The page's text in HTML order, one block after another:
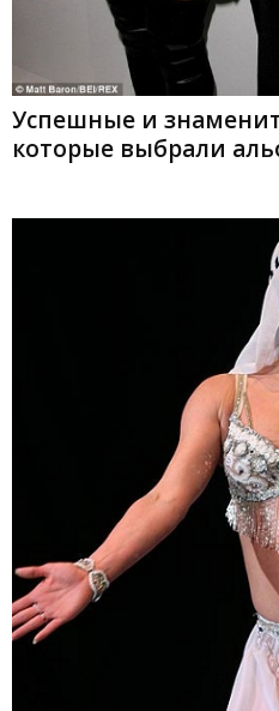
Успешные и
которые выбрали